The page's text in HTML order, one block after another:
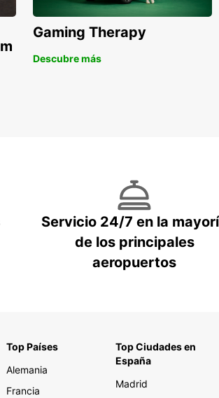
Gaming Therapy
Descubre más
Servicio 24/7 en la
de los principales
aeropuertos
Top Países
Alemania
Francia
Top Ciudades en
España
Madrid